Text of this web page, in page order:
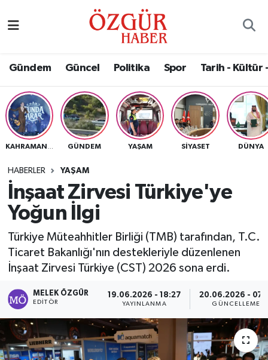
Gündem Güncel Politika Spor Tarih - Kültür
GÜNDEM YAŞAM SIYASET DÜNYA
HABERLER YAŞAM
İnşaat Zirvesi Türkiye'ye
Yoğun İlgi
Türkiye Müteahhitler Birliği (TMB) tarafından, T.C.
Ticaret Bakanlığı'nın destekleriyle düzenlenen
İnşaat Zirvesi Türkiye (CST) 2026 sona erdi.
MELEK ÖZGÜR
EDITÖR
19.06.2026 - 18:27
YAYINLANMA
20.06.2026 -
GÜNCELLEME
Eğitim
Ekonomi
Güncel
Gündem
Politika
Sağlık
Spor
Tarih - Kültür - Sanat - Turizm
Nöbetçi Eczaneler
Namaz Vakitleri
Trafik Durumu
Süper Lig Puan Durumu ve Fikstür
Tüm Manşetler
Haber Arşivi